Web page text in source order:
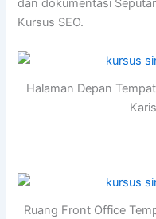
dan dokumentasi
Kursus SEO.
Halaman Depan
Ruang Front Office